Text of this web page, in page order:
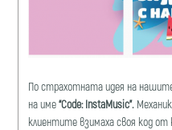
По страхотната идея на
на име“Code: InstaMusic”.
клиентите взимаха своя код от